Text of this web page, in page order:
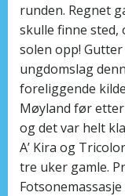
runden. Regnet
skulle finne
solen opp!
ungdomslag
foreliggende
Møyland før etter
og det var helt
A’ Kira og
tre uker gamle.